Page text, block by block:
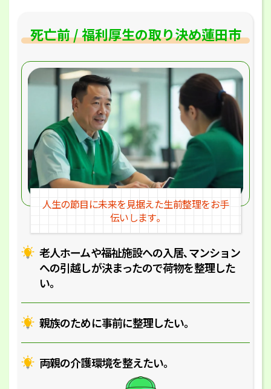
死亡前 / 福利厚生の取り決め蓮田市
老人ホームや福祉施設への入居､マンション
への引越しが決まったので荷物を整理した
い｡
親族のために事前に整理したい｡
両親の介護環境を整えたい｡
人生の節目に未来を見据えた生前整理をお手
伝いします｡